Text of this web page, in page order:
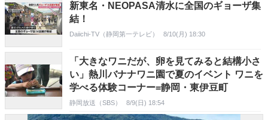
新東名・NEOPASA清水に全国のギョーザ集
結！
Daiichi-TV（静岡第一テレビ） 8/10(月) 18:30
「大きなワニだが、卵を見てみると結構小さ
い」熱川バナナワニ園で夏のイベント ワニを
学べる体験コーナー=静岡・東伊豆町
静岡放送（SBS） 8/9(日) 18:54